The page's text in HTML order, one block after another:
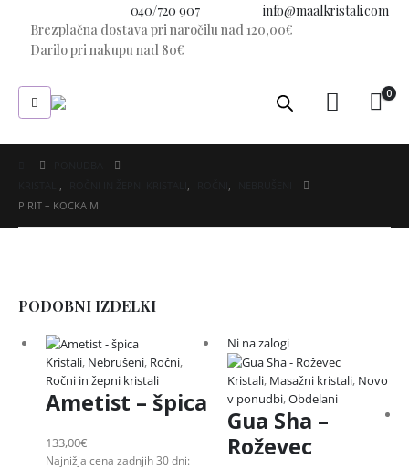
040/720 907
info@maalkristali.com
Brezplačna dostava pri naročilu nad 120,00€
Darilo pri nakupu nad 80€
0
, , ,
PIRIT – KOCKA M
PODOBNI IZDELKI
Kristali, Nebrušeni, Ročni,
Ročni in žepni kristali
Ametist – špica
133,00€
Najnižja cena zadnjih 30 dni:
Ni na zalogi
Kristali, Masažni kristali, Novo
v ponudbi,Obdelani
Gua Sha –
Roževec